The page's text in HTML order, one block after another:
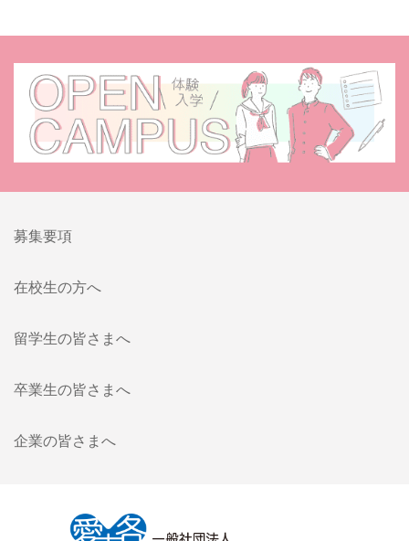
募集要項
在校生の方へ
留学生の皆さまへ
卒業生の皆さまへ
企業の皆さまへ